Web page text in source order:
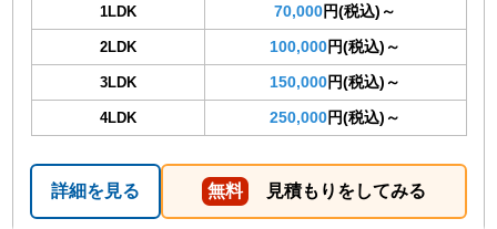
1LDK 70,000円(税込)～
2LDK 100,000円(税込)～
3LDK 150,000円(税込)～
4LDK 250,000円(税込)～
詳細を見る 無料 見積もりをしてみる